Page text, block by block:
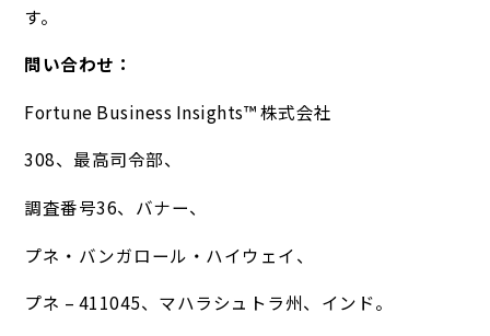
す。
問い合わせ：
Fortune Business Insights™ 株式会社
308、最高司令部、
調査番号36、バナー、
プネ・バンガロール・ハイウェイ、
プネ – 411045、マハラシュトラ州、インド。